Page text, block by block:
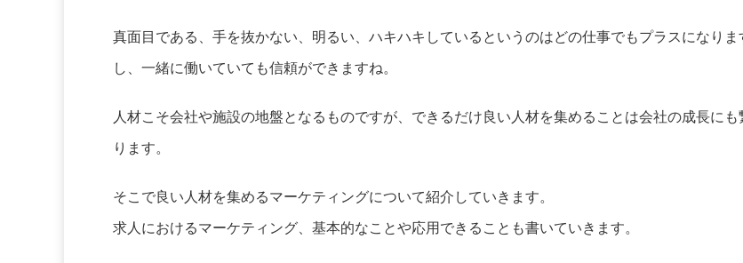
真面目である、手を抜かない、明るい、ハキハキしているというのはどの仕事でもプラスになりま
し、一緒に働いていても信頼ができますね。
人材こそ会社や施設の地盤となるものですが、できるだけ良い人材を集めることは会社の成長にも
ります。
そこで良い人材を集めるマーケティングについて紹介していきます。
求人におけるマーケティング、基本的なことや応用できることも書いていきます。